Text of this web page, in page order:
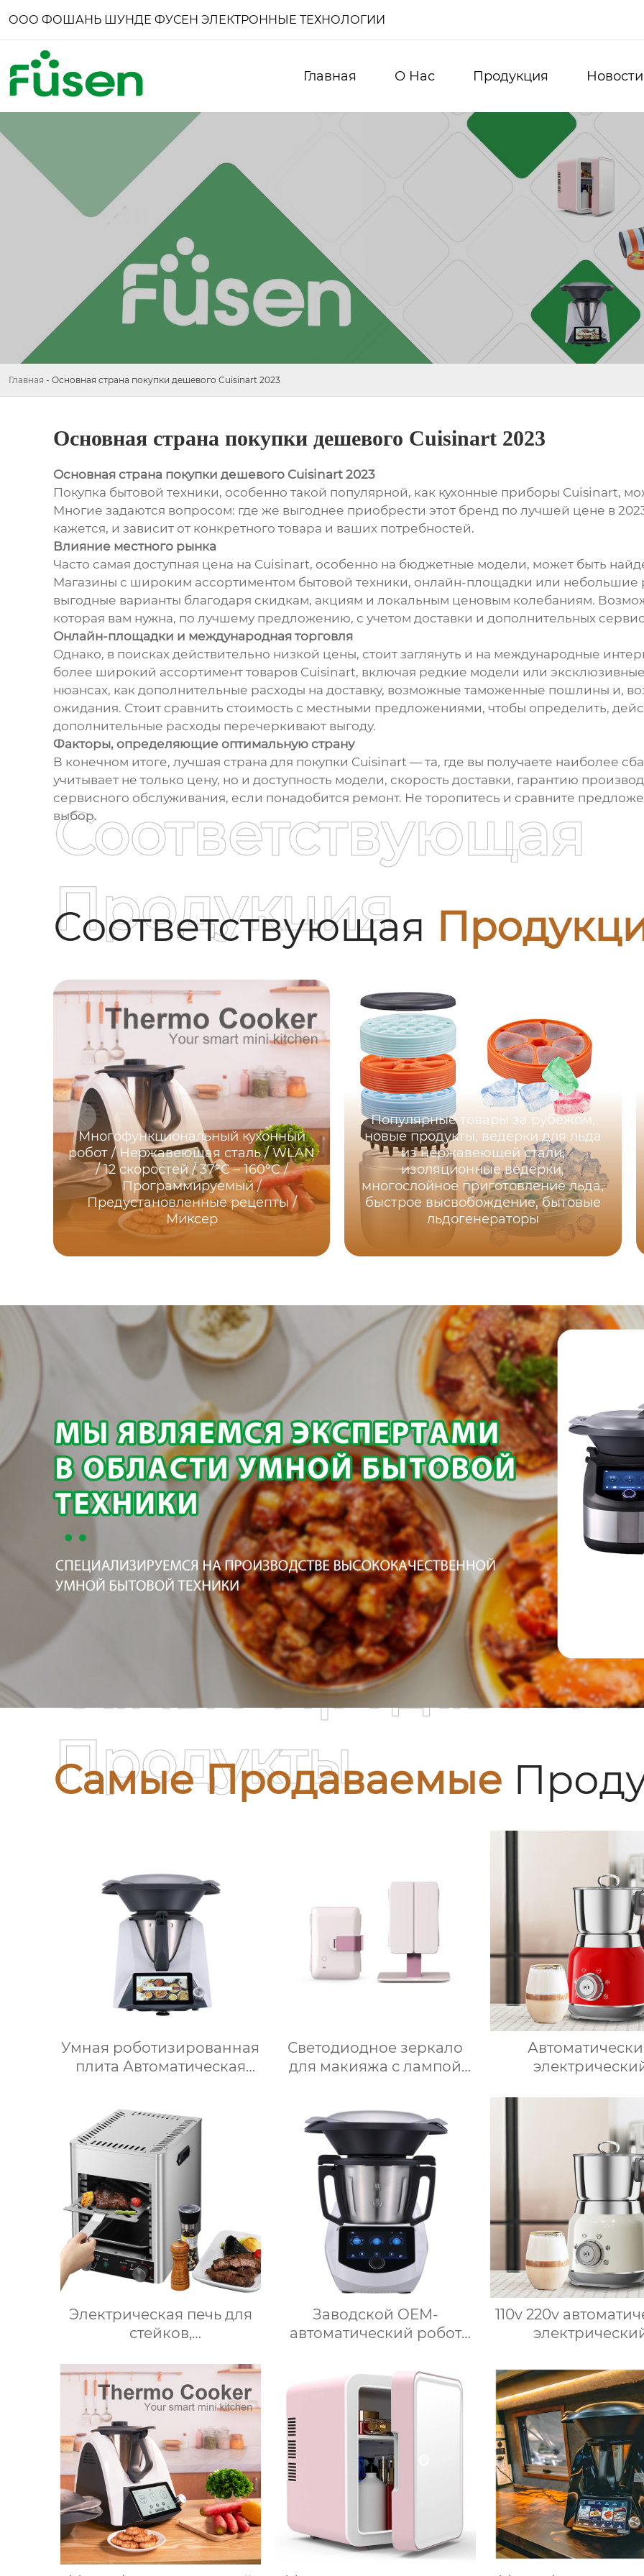
ООО ФОШАНЬ ШУНДЕ ФУСЕН ЭЛЕКТРОННЫЕ ТЕХНОЛОГИИ
Главная О Нас Продукция Новости
Главная - Основная страна покупки дешевого Cuisinart 2023
Основная страна покупки дешевого Cuisinart 2023
Основная страна покупки дешевого Cuisinart 2023
Покупка бытовой техники, особенно такой популярной, как кухонные приборы Cuisinart,
Многие задаются вопросом: где же выгоднее приобрести этот бренд по лучшей цене в
кажется, и зависит от конкретного товара и ваших потребностей.
Влияние местного рынка
Часто самая доступная цена на Cuisinart, особенно на бюджетные модели, может быть
Магазины с широким ассортиментом бытовой техники, онлайн-площадки или небольшие
выгодные варианты благодаря скидкам, акциям и локальным ценовым колебаниям.
которая вам нужна, по лучшему предложению, с учетом доставки и дополнительных
Онлайн-площадки и международная торговля
Однако, в поисках действительно низкой цены, стоит заглянуть и на международные
более широкий ассортимент товаров Cuisinart, включая редкие модели или
нюансах, как дополнительные расходы на доставку, возможные таможенные пошлины и,
ожидания. Стоит сравнить стоимость с местными предложениями, чтобы определить,
дополнительные расходы перечеркивают выгоду.
Факторы, определяющие оптимальную страну
В конечном итоге, лучшая страна для покупки Cuisinart — та, где вы получаете наиболее
учитывает не только цену, но и доступность модели, скорость доставки, гарантию
сервисного обслуживания, если понадобится ремонт. Не торопитесь и сравните
выбор.
Соответствующая
Соответствующая
Продукция
Многофункциональный кухонный
робот / Нержавеющая сталь / WLAN
/ 12 скоростей / 37°C – 160°C /
Программируемый /
Предустановленные рецепты /
Миксер
Популярные товары за рубежом,
новые продукты, ведерки для льда
из нержавеющей стали,
изоляционные ведерки,
многослойное приготовление льда,
быстрое высвобождение, бытовые
льдогенераторы
Самые Продаваемые
Самые
Продукты
Умная роботизированная
плита Автоматическая
Интеллектуальный Робот
для приготовления пищи
для дома
Светодиодное зеркало
для макияжа с лампой
заполняет свет складное
косметическое зеркало
для переодевания
фабрика зеркал
подогрева
корпус из
нержавеющей
домашний
аппарат для
Электрическая печь для
стейков,
коммерческий гриль для
стейков на столешнице,
10-слойный гриль,
Постоянная температура
800℃, Нержавеющая
сталь
Заводской OEM-
автоматический робот
кухонный комбайн
кухонный робот-миксер с
чашей объемом 3,5 л
робот для подключения к
кухне месье
110v 220v
новый
молока машина
приготовления
шоколада